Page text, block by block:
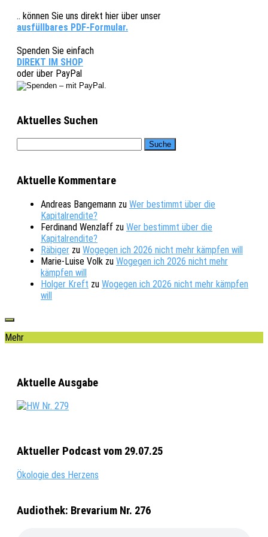
.. können Sie uns direkt hier über unser
ausfüllbares PDF-Formular.
Spenden Sie einfach
DIREKT IM SHOP
oder über PayPal
Aktuelles Suchen
Aktuelle Kommentare
Andreas Bangemann zu Wer bestimmt über die
Kapitalrendite?
Ferdinand Wenzlaff zu Wer bestimmt über die
Kapitalrendite?
Räbiger zu Wogegen ich 2026 nicht mehr kämpfen will
Marie-Luise Volk zu Wogegen ich 2026 nicht mehr
kämpfen will
Holger Kreft zu Wogegen ich 2026 nicht mehr kämpfen
will
Mehr
Aktuelle Ausgabe
Aktueller Podcast vom 29.07.25
Ökologie des Herzens
Audiothek: Brevarium Nr. 276